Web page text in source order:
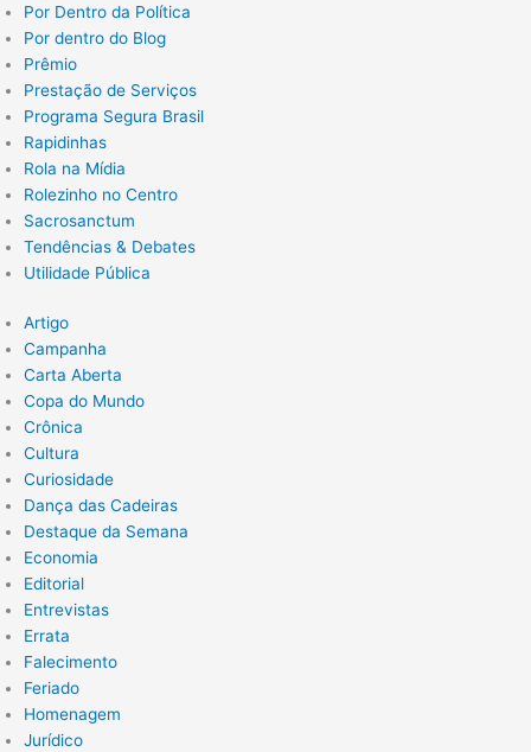
Por Dentro da Política
Por dentro do Blog
Prêmio
Prestação de Serviços
Programa Segura Brasil
Rapidinhas
Rola na Mídia
Rolezinho no Centro
Sacrosanctum
Tendências & Debates
Utilidade Pública
Artigo
Campanha
Carta Aberta
Copa do Mundo
Crônica
Cultura
Curiosidade
Dança das Cadeiras
Destaque da Semana
Economia
Editorial
Entrevistas
Errata
Falecimento
Feriado
Homenagem
Jurídico